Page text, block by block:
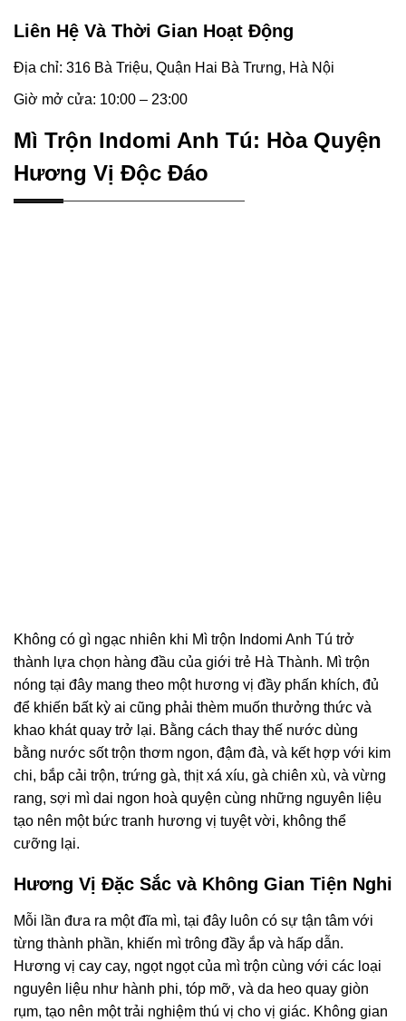
Liên Hệ Và Thời Gian Hoạt Động
Địa chỉ: 316 Bà Triệu, Quận Hai Bà Trưng, Hà Nội
Giờ mở cửa: 10:00 – 23:00
Mì Trộn Indomi Anh Tú: Hòa Quyện
Hương Vị Độc Đáo
Không có gì ngạc nhiên khi Mì trộn Indomi Anh Tú trở
thành lựa chọn hàng đầu của giới trẻ Hà Thành. Mì trộn
nóng tại đây mang theo một hương vị đầy phấn khích, đủ
để khiến bất kỳ ai cũng phải thèm muốn thưởng thức và
khao khát quay trở lại. Bằng cách thay thế nước dùng
bằng nước sốt trộn thơm ngon, đậm đà, và kết hợp với kim
chi, bắp cải trộn, trứng gà, thịt xá xíu, gà chiên xù, và vừng
rang, sợi mì dai ngon hoà quyện cùng những nguyên liệu
tạo nên một bức tranh hương vị tuyệt vời, không thể
cưỡng lại.
Hương Vị Đặc Sắc và Không Gian Tiện Nghi
Mỗi lần đưa ra một đĩa mì, tại đây luôn có sự tận tâm với
từng thành phần, khiến mì trông đầy ắp và hấp dẫn.
Hương vị cay cay, ngọt ngọt của mì trộn cùng với các loại
nguyên liệu như hành phi, tóp mỡ, và da heo quay giòn
rụm, tạo nên một trải nghiệm thú vị cho vị giác. Không gian